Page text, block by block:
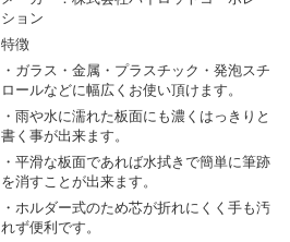
ション
特徴
・ガラス・金属・プラスチック・発泡スチ
ロールなどに幅広くお使い頂けます。
・雨や水に濡れた板面にも濃くはっきりと
書く事が出来ます。
・平滑な板面であれば水拭きで簡単に筆跡
を消すことが出来ます。
・ホルダー式のため芯が折れにくく手も汚
れず便利です。